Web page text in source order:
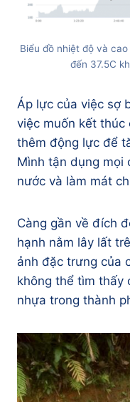
Biểu đồ nhiệt độ và
đến 37.5C
Áp lực của việc sợ
việc muốn kết thúc
thêm động lực để
Mình tận dụng mọi
nước và làm mát
Càng gần về đích
hạnh nằm lây lất
ảnh đặc trưng của
không thể tìm thấy
nhựa trong thành